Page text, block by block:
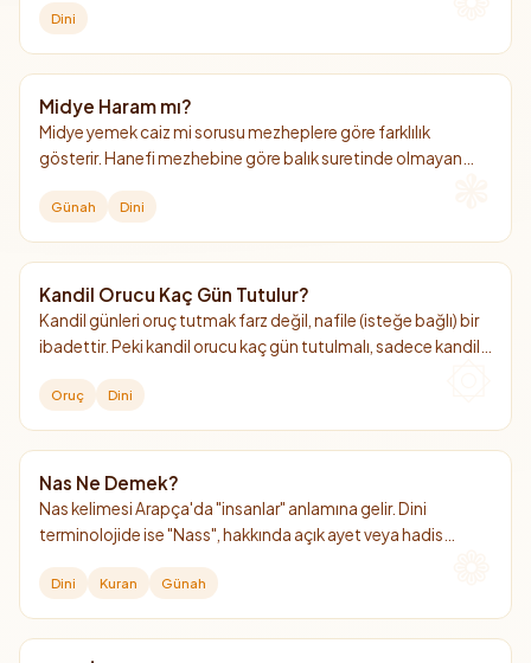
alametleri.
Dini
Midye Haram mı?
Midye yemek caiz mi sorusu mezheplere göre farklılık
gösterir. Hanefi mezhebine göre balık suretinde olmayan
değildir, diğer mezheplere göre ise helaldir.
Günah Dini
Kandil Orucu Kaç Gün Tutulur?
Kandil günleri oruç tutmak farz değil, nafile (isteğe bağlı) bir
ibadettir. Peki kandil orucu kaç gün tutulmalı, sadece kandil
Oruç Dini
Nas Ne Demek?
Nas kelimesi Arapça'da "insanlar" anlamına gelir. Dini
terminolojide ise "Nass", hakkında açık ayet veya hadis
Dini Kuran Günah